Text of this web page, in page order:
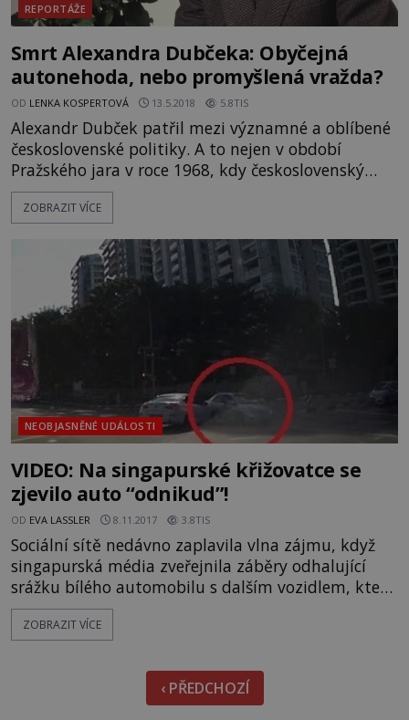
REPORTÁŽE
Smrt Alexandra Dubčeka: Obyčejná
autonehoda, nebo promyšlená vražda?
OD LENKA KOSPERTOVÁ 13.5.2018 5.8TIS
Alexandr Dubček patřil mezi významné a oblíbené
československé politiky. A to nejen v období
Pražského jara v roce 1968, kdy československý
národ zažíval uvolněnou politickou atmosféru.
Prvního zářijového dne roku 1992 dostal u
v dešti smyk. Nezvládl řízení a proletěl svodidly.
V autě přitom seděl i Alexandr Dubček. Ten během
incidentu vyletěl z auta a
ZOBRAZIT VÍCE
NEOBJASNĚNÉ UDÁLOSTI
VIDEO: Na singapurské křižovatce se
zjevilo auto “odnikud”!
OD EVA LASSLER 8.11.2017 3.8TIS
Sociální sítě nedávno zaplavila vlna zájmu, když
singapurská média zveřejnila záběry odhalující
srážku bílého automobilu s dalším vozidlem, které
se zjevilo prakticky odnikud. Jev v angličtině jako
známý "ghost car" není ničím neobvyklým. Na
obdobné události a v hlavách sledujících podněcují
představivost i hrůzu. Jedním z možných
vysvětlení tohoto f
ZOBRAZIT VÍCE
‹ PŘEDCHOZÍ